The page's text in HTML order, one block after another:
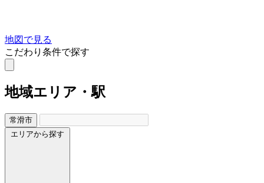
地図で見る
こだわり条件で探す
地域エリア・駅
常滑市
エリアから探す